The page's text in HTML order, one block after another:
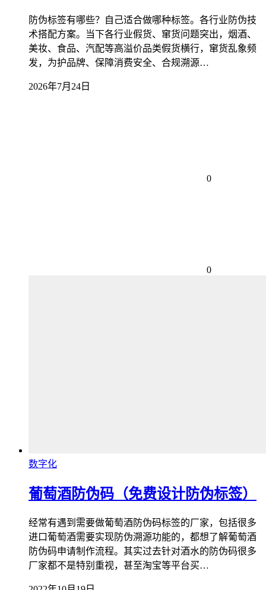
防伪标签有哪些？自己适合做哪种标签。各行业防伪技
术搭配方案。当下各行业假货、窜货问题突出，烟酒、
美妆、食品、汽配等高溢价品类假货横行，窜货乱象频
发，为护品牌、保障消费安全、合规溯源…
2026年7月24日
0
0
数字化
葡萄酒防伪码（免费设计防伪标签）
经常有遇到需要做葡萄酒防伪码标签的厂家，包括很多
进口葡萄酒需要实现防伪溯源功能的，都想了解葡萄酒
防伪码申请制作流程。其实过去针对酒水的防伪码很多
厂家都不是特别重视，甚至淘宝等平台买…